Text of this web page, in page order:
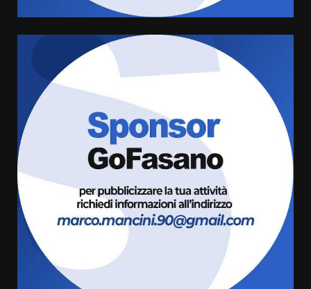
cittadina di Fratelli d’Italia,
pronta a tornare in Consiglio
comunale
6 Agosto 2026 08:00
Cura dei beni comuni e
cittadinanza attiva: online
l’avviso per la gestione
condivisa della Villetta di
Laureto
La magia del Minareto e la prima
assoluta de “L’Albergo
Belvedere. Il rapimento”
6 Agosto 2026 06:15
“I Contestatori: Musica di